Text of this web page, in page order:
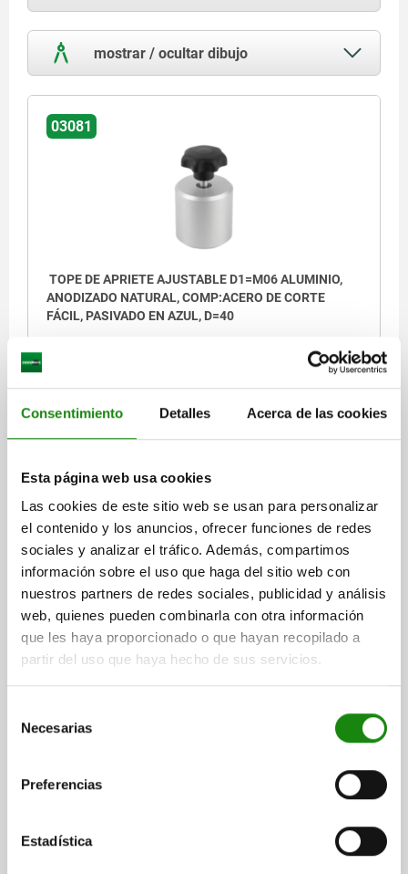
Consentimiento Detalles Acerca de las cookies
Esta página web usa cookies
Las cookies de este sitio web se usan para personalizar
el contenido y los anuncios, ofrecer funciones de redes
sociales y analizar el tráfico. Además, compartimos
información sobre el uso que haga del sitio web con
nuestros partners de redes sociales, publicidad y análisis
web, quienes pueden combinarla con otra información
que les haya proporcionado o que hayan recopilado a
partir del uso que haya hecho de sus servicios.
Necesarias
Preferencias
Estadística
mostrar / ocultar dibujo
03081
TOPE DE APRIETE AJUSTABLE D1=M06 ALUMINIO,
ANODIZADO NATURAL, COMP:ACERO DE CORTE
FÁCIL, PASIVADO EN AZUL, D=40
ALTURA=40
$517.72
más gastos de envío
DETALLES
CAD
DESCARGAS
Otros clientes también